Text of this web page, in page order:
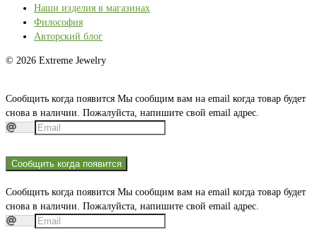
Наши изделия в магазинах
Философия
Авторский блог
© 2026 Extreme Jewelry
Сообщить когда появится Мы сообщим вам на email когда товар будет
снова в наличии. Пожалуйста, напишите свой email адрес.
Сообщить когда появится
Сообщить когда появится Мы сообщим вам на email когда товар будет
снова в наличии. Пожалуйста, напишите свой email адрес.